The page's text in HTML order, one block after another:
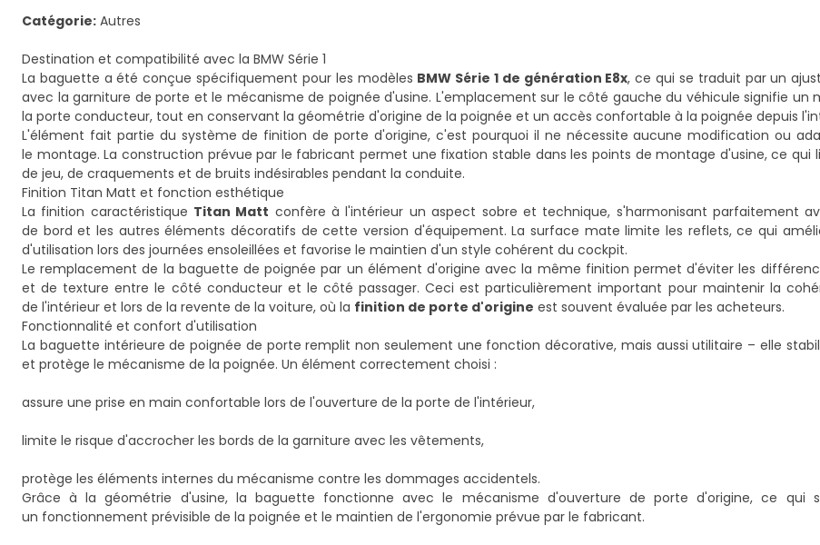
Catégorie: Autres
Destination et compatibilité avec la BMW Série 1
La baguette a été conçue spécifiquement pour les modèles BMW Série 1 de génération E8x, ce qui se traduit par un
avec la garniture de porte et le mécanisme de poignée d'usine. L'emplacement sur le côté gauche du véhicule signifie un
la porte conducteur, tout en conservant la géométrie d'origine de la poignée et un accès confortable à la poignée depuis
L'élément fait partie du système de finition de porte d'origine, c'est pourquoi il ne nécessite aucune modification ou
le montage. La construction prévue par le fabricant permet une fixation stable dans les points de montage d'usine, ce qui
de jeu, de craquements et de bruits indésirables pendant la conduite.
Finition Titan Matt et fonction esthétique
La finition caractéristique Titan Matt confère à l'intérieur un aspect sobre et technique, s'harmonisant parfaitement
de bord et les autres éléments décoratifs de cette version d'équipement. La surface mate limite les reflets, ce qui
d'utilisation lors des journées ensoleillées et favorise le maintien d'un style cohérent du cockpit.
Le remplacement de la baguette de poignée par un élément d'origine avec la même finition permet d'éviter les
et de texture entre le côté conducteur et le côté passager. Ceci est particulièrement important pour maintenir la
de l'intérieur et lors de la revente de la voiture, où la finition de porte d'origine est souvent évaluée par les acheteurs.
Fonctionnalité et confort d'utilisation
La baguette intérieure de poignée de porte remplit non seulement une fonction décorative, mais aussi utilitaire – elle
et protège le mécanisme de la poignée. Un élément correctement choisi :
assure une prise en main confortable lors de l'ouverture de la porte de l'intérieur,
limite le risque d'accrocher les bords de la garniture avec les vêtements,
protège les éléments internes du mécanisme contre les dommages accidentels.
Grâce à la géométrie d'usine, la baguette fonctionne avec le mécanisme d'ouverture de porte d'origine, ce qui
un fonctionnement prévisible de la poignée et le maintien de l'ergonomie prévue par le fabricant.